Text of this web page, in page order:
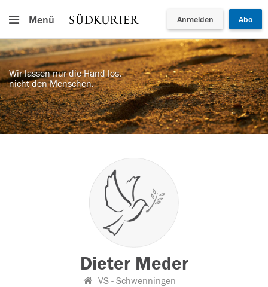
Menü Anmelden Abo
Wir lassen nur die Hand los,
nicht den Menschen.
Dieter Meder
VS - Schwenningen